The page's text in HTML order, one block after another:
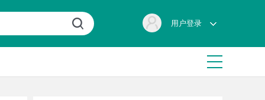
用户登录